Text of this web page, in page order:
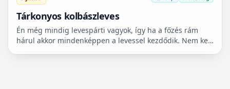
Tárkonyos kolbászleves
Én még mindig levespárti vagyok, így ha a főzés rám
hárul akkor mindenképpen a levessel kezdődik. Nem kell